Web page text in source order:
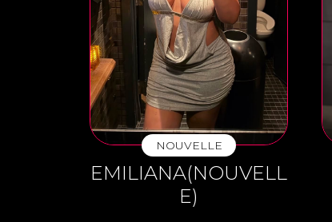
NOUVELLE
EMILIANA(NOUVELL
E)